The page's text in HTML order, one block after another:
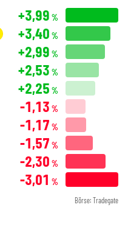
+3,99 %
+3,40 %
+2,99 %
+2,53 %
+2,25 %
-1,13 %
-1,17 %
-1,57 %
-2,30 %
-3,01 %
Börse: Tradegate